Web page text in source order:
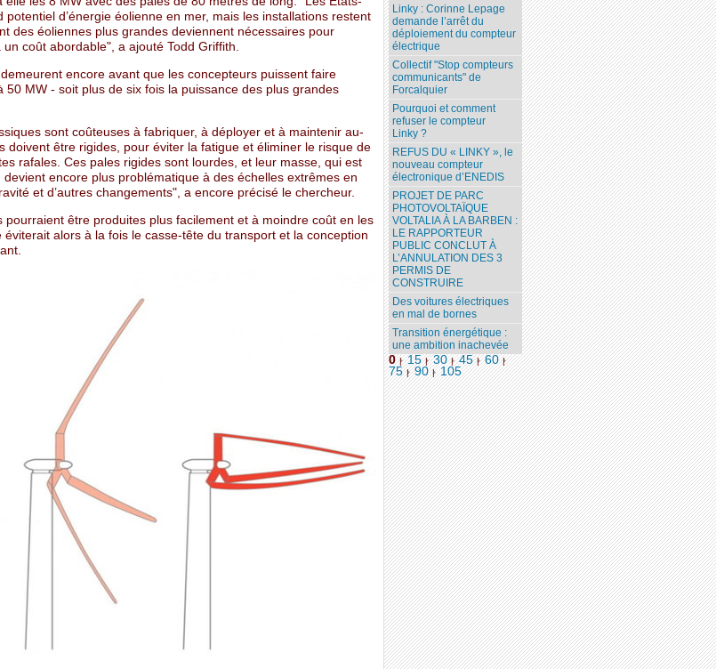
potentiel d’énergie éolienne en mer, mais les installations restent
des éoliennes plus grandes deviennent nécessaires pour
coût abordable", a ajouté Todd Griffith.
encore avant que les concepteurs puissent faire
50 MW - soit plus de six fois la puissance des plus grandes
sont coûteuses à fabriquer, à déployer et à maintenir au-
doivent être rigides, pour éviter la fatigue et éliminer le risque de
rafales. Ces pales rigides sont lourdes, et leur masse, qui est
encore plus problématique à des échelles extrêmes en
et d’autres changements", a encore précisé le chercheur.
pourraient être produites plus facilement et à moindre coût en les
alors à la fois le casse-tête du transport et la conception
Linky : Corinne Lepage
demande l’arrêt du
déploiement du compteur
électrique
Collectif "Stop compteurs
communicants" de
Forcalquier
Pourquoi et comment
refuser le compteur
Linky ?
REFUS DU « LINKY », le
nouveau compteur
électronique d’ENEDIS
PROJET DE PARC
PHOTOVOLTAÏQUE
VOLTALIA À LA BARBEN :
LE RAPPORTEUR
PUBLIC CONCLUT À
L’ANNULATION DES 3
PERMIS DE
CONSTRUIRE
Des voitures électriques
en mal de bornes
Transition énergétique :
une ambition inachevée
0 | 15 | 30 | 45 | 60 |
75 | 90 | 105